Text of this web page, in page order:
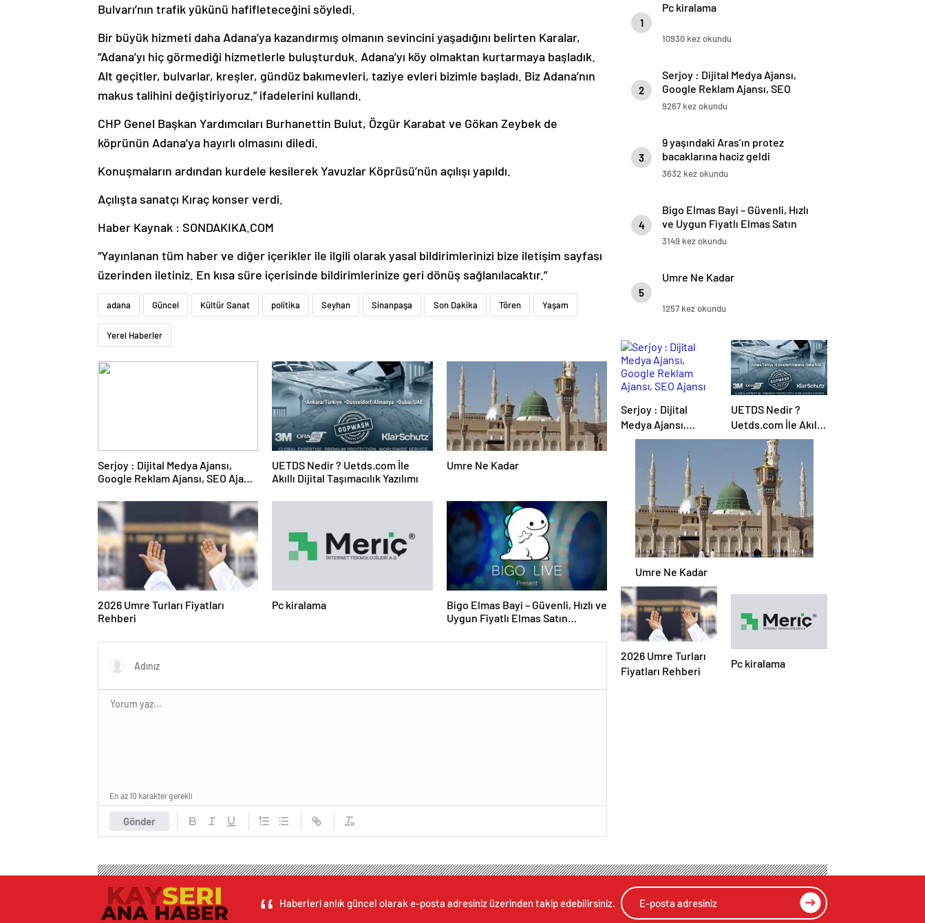
Bulvarı’nın trafik yükünü hafifleteceğini söyledi.
Bir büyük hizmeti daha Adana’ya kazandırmış olmanın sevincini yaşadığını belirten Karalar,
“Adana’yı hiç görmediği hizmetlerle buluşturduk. Adana’yı köy olmaktan kurtarmaya başladık.
Alt geçitler, bulvarlar, kreşler, gündüz bakımevleri, taziye evleri bizimle başladı. Biz Adana’nın
makus talihini değiştiriyoruz.” ifadelerini kullandı.
CHP Genel Başkan Yardımcıları Burhanettin Bulut, Özgür Karabat ve Gökan Zeybek de
köprünün Adana’ya hayırlı olmasını diledi.
Konuşmaların ardından kurdele kesilerek Yavuzlar Köprüsü’nün açılışı yapıldı.
Açılışta sanatçı Kıraç konser verdi.
Haber Kaynak : SONDAKIKA.COM
“Yayınlanan tüm haber ve diğer içerikler ile ilgili olarak yasal bildirimlerinizi bize iletişim sayfası
üzerinden iletiniz. En kısa süre içerisinde bildirimlerinize geri dönüş sağlanılacaktır.”
adana Güncel Kültür Sanat politika Seyhan Sinanpaşa Son Dakika Tören Yaşam
Yerel Haberler
Serjoy : Dijital Medya Ajansı,
Google Reklam Ajansı, SEO Ajansı
UETDS Nedir ? Uetds.com İle
Akıllı Dijital Taşımacılık Yazılımı
Umre Ne Kadar
2026 Umre Turları Fiyatları
Rehberi
Pc kiralama
Bigo Elmas Bayi – Güvenli, Hızlı ve
Uygun Fiyatlı Elmas Satın
Gönder
En az 10 karakter gerekli
1
Pc kiralama
10930 kez okundu
2
Serjoy : Dijital Medya Ajansı,
Google Reklam Ajansı, SEO
Ajansı ve Web Tasarım Ajansı
9267 kez okundu
3
9 yaşındaki Aras’ın protez
bacaklarına haciz geldi
3632 kez okundu
4
Bigo Elmas Bayi – Güvenli, Hızlı
ve Uygun Fiyatlı Elmas Satın
Almanın Yeni Adresi
3149 kez okundu
5
Umre Ne Kadar
1257 kez okundu
Serjoy : Dijital
Medya Ajansı,
Google Reklam
Ajansı, SEO Ajansı
ve Web Tasarım
Ajansı
UETDS Nedir ?
Uetds.com İle Akıllı
Dijital Taşımacılık
Yazılımı
Umre Ne Kadar
2026 Umre Turları
Fiyatları Rehberi
Pc kiralama
Haberleri anlık güncel olarak e-posta adresiniz üzerinden takip edebilirsiniz.